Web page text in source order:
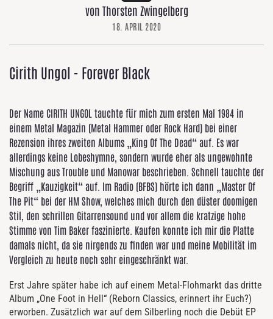
von Thorsten Zwingelberg
18. APRIL 2020
Cirith Ungol - Forever Black
Der Name CIRITH UNGOL tauchte für mich zum ersten Mal 1984 in
einem Metal Magazin (Metal Hammer oder Rock Hard) bei einer
Rezension ihres zweiten Albums „King Of The Dead“ auf. Es war
allerdings keine Lobeshymne, sondern wurde eher als ungewohnte
Mischung aus Trouble und Manowar beschrieben. Schnell tauchte der
Begriff „Kauzigkeit“ auf. Im Radio (BFBS) hörte ich dann „Master Of
The Pit“ bei der HM Show, welches mich durch den düster doomigen
Stil, den schrillen Gitarrensound und vor allem die kratzige hohe
Stimme von Tim Baker faszinierte. Kaufen konnte ich mir die Platte
damals nicht, da sie nirgends zu finden war und meine Mobilität im
Vergleich zu heute noch sehr eingeschränkt war.
Erst Jahre später habe ich auf einem Metal-Flohmarkt das dritte
Album „One Foot in Hell“ (Reborn Classics, erinnert ihr Euch?)
erworben. Zusätzlich war auf dem Silberling noch die Debüt EP